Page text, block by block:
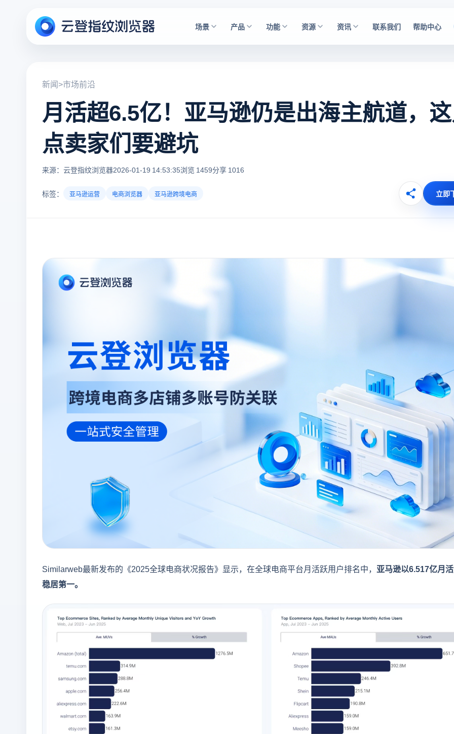
场景 产品 功能 资源 资讯 联系我们 帮助中心
新闻>市场前沿
月活超6.5亿！亚马逊仍是出海主航道，
点卖家们要避坑
来源：云登指纹浏览器2026-01-19 14:53:35浏览 1459分享 1016
标签： 亚马逊运营 电商浏览器 亚马逊跨境电商 立即
Similarweb最新发布的《2025全球电商状况报告》显示，在全球电商平台月活跃用户排名中， 亚马逊以6.517亿月
稳居第一。